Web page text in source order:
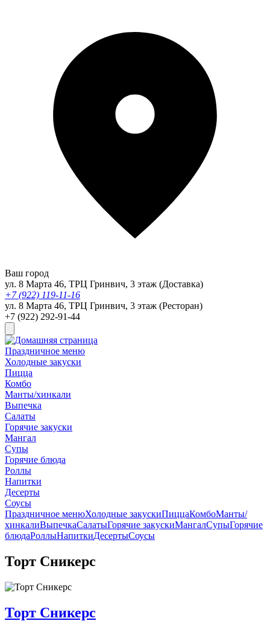
Ваш город
ул. 8 Марта 46, ТРЦ Гринвич, 3 этаж (Доставка)
+7 (922) 119-11-16
ул. 8 Марта 46, ТРЦ Гринвич, 3 этаж (Ресторан)
+7 (922) 292-91-44
Праздничное меню
Холодные закуски
Пицца
Комбо
Манты/хинкали
Выпечка
Салаты
Горячие закуски
Мангал
Супы
Горячие блюда
Роллы
Напитки
Десерты
Соусы
Праздничное менюХолодные закускиПиццаКомбоМанты/
хинкалиВыпечкаСалатыГорячие закускиМангалСупыГорячие
блюдаРоллыНапиткиДесертыСоусы
Торт Сникерс
Торт Сникерс